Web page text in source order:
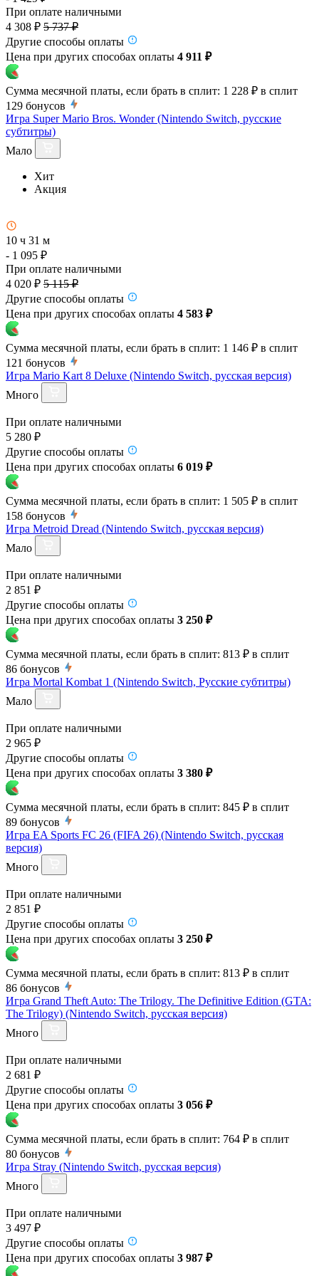
При оплате наличными
4 308 ₽ 5 737 ₽
Другие способы оплаты
Цена при других способах оплаты 4 911 ₽
Сумма месячной платы, если брать в сплит: 1 228 ₽ в сплит
129 бонусов
Игра Super Mario Bros. Wonder (Nintendo Switch, русские
субтитры)
Мало
Хит
Акция
10 ч 31 м
- 1 095 ₽
При оплате наличными
4 020 ₽ 5 115 ₽
Другие способы оплаты
Цена при других способах оплаты 4 583 ₽
Сумма месячной платы, если брать в сплит: 1 146 ₽ в сплит
121 бонусов
Игра Mario Kart 8 Deluxe (Nintendo Switch, русская версия)
Много
При оплате наличными
5 280 ₽
Другие способы оплаты
Цена при других способах оплаты 6 019 ₽
Сумма месячной платы, если брать в сплит: 1 505 ₽ в сплит
158 бонусов
Игра Metroid Dread (Nintendo Switch, русская версия)
Мало
При оплате наличными
2 851 ₽
Другие способы оплаты
Цена при других способах оплаты 3 250 ₽
Сумма месячной платы, если брать в сплит: 813 ₽ в сплит
86 бонусов
Игра Mortal Kombat 1 (Nintendo Switch, Русские субтитры)
Мало
При оплате наличными
2 965 ₽
Другие способы оплаты
Цена при других способах оплаты 3 380 ₽
Сумма месячной платы, если брать в сплит: 845 ₽ в сплит
89 бонусов
Игра EA Sports FC 26 (FIFA 26) (Nintendo Switch, русская
версия)
Много
При оплате наличными
2 851 ₽
Другие способы оплаты
Цена при других способах оплаты 3 250 ₽
Сумма месячной платы, если брать в сплит: 813 ₽ в сплит
86 бонусов
Игра Grand Theft Auto: The Trilogy. The Definitive Edition (GTA:
The Trilogy) (Nintendo Switch, русская версия)
Много
При оплате наличными
2 681 ₽
Другие способы оплаты
Цена при других способах оплаты 3 056 ₽
Сумма месячной платы, если брать в сплит: 764 ₽ в сплит
80 бонусов
Игра Stray (Nintendo Switch, русская версия)
Много
При оплате наличными
3 497 ₽
Другие способы оплаты
Цена при других способах оплаты 3 987 ₽